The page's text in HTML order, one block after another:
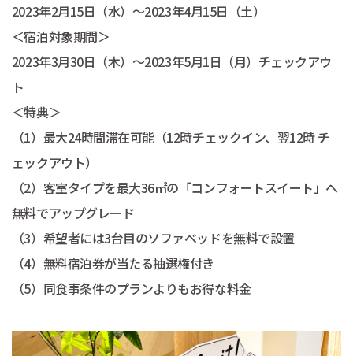
2023年2月15日（水）～2023年4月15日（土）
＜宿泊対象期間＞
2023年3月30日（木）～2023年5月1日（月）チェックアウ
ト
＜特典＞
（1）最大24時間滞在可能（12時チェックイン、翌12時 チ
ェックアウト）
（2）客室タイプを最大36㎡の「コンフォートスイート」へ
無料でアップグレード
（3）希望者には3台目のソファベッドを無料で設置
（4）無料宿泊券が当たる抽選権付き
（5）同食事条件のプランよりもお得な料金